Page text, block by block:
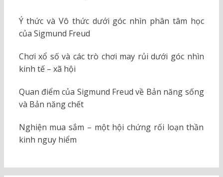
Ý thức và Vô thức dưới góc nhìn phân tâm học
của Sigmund Freud
Chơi xổ số và các trò chơi may rủi dưới góc nhìn
kinh tế – xã hội
Quan điểm của Sigmund Freud về Bản năng sống
và Bản năng chết
Nghiện mua sắm – một hội chứng rối loạn thần
kinh nguy hiểm